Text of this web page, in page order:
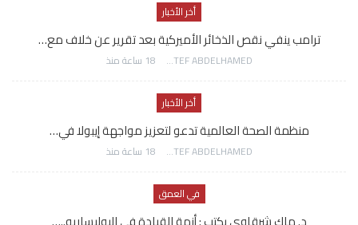
أخر الأخبار
ترامب ينفي نقص الذخائر الأميركية بعد تقرير عن خلاف مع…
AWATEF ABDELHAMED 18 ساعة منذ
أخر الأخبار
منظمة الصحة العالمية تدعو لتعزيز مواجهة إيبولا في…
AWATEF ABDELHAMED 18 ساعة منذ
في العمق